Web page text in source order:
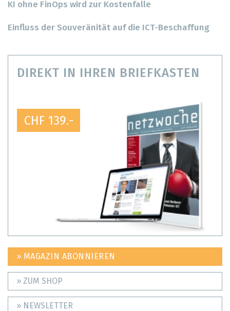
KI ohne FinOps wird zur Kostenfalle
Einfluss der Souveränität auf die ICT-Beschaffung
DIREKT IN IHREN BRIEFKASTEN
CHF 139.-
» MAGAZIN ABONNIEREN
» ZUM SHOP
» NEWSLETTER